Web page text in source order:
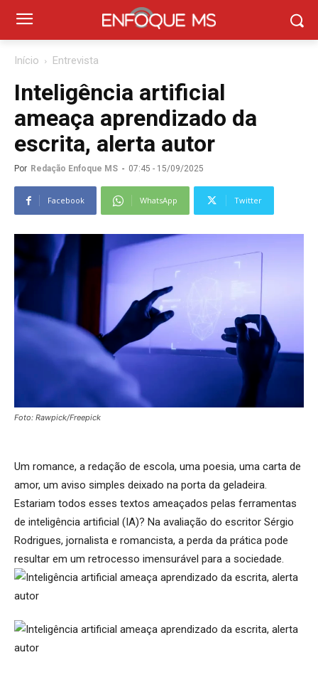
Início Entrevista
Inteligência artificial
ameaça aprendizado da
escrita, alerta autor
Por Redação Enfoque MS - 07:45 - 15/09/2025
Facebook WhatsApp Twitter
Foto: Rawpick/Freepick
Um romance, a redação de escola, uma poesia, uma carta de
amor, um aviso simples deixado na porta da geladeira.
Estariam todos esses textos ameaçados pelas ferramentas
de inteligência artificial (IA)? Na avaliação do escritor Sérgio
Rodrigues, jornalista e romancista, a perda da prática pode
resultar em um retrocesso imensurável para a sociedade.